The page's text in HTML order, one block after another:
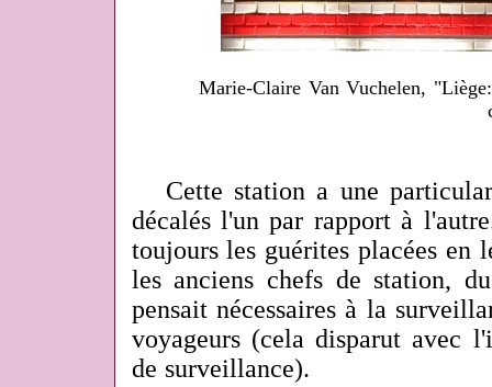
Marie-Claire Van Vuchelen,
Cette station a une
décalés l'un par rapport à
toujours les guérites placées en
les anciens chefs de station,
pensait nécessaires à la
voyageurs (cela disparut avec
de surveillance).